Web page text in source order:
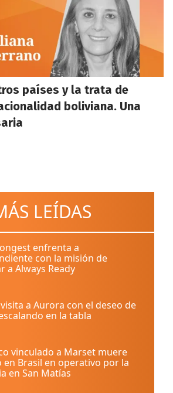
países y la trata de
boliviana. Una
LEÍDAS
enfrenta a
con la misión de
a Always Ready
a Aurora con el deseo de
en la tabla
vinculado a Marset muere
en Brasil en operativo por la
en San Matías